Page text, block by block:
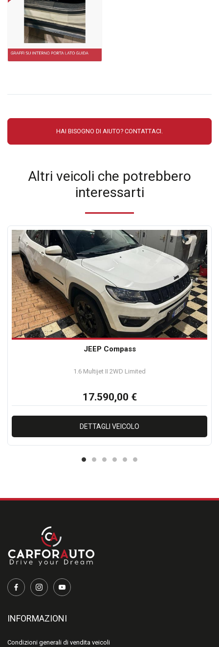
HAI BISOGNO DI AIUTO? CONTATTACI.
Altri veicoli che potrebbero
interessarti
JEEP Compass
1.6 Multijet II 2WD Limited
17.590,00 €
DETTAGLI VEICOLO
INFORMAZIONI
Condizioni generali di vendita veicoli